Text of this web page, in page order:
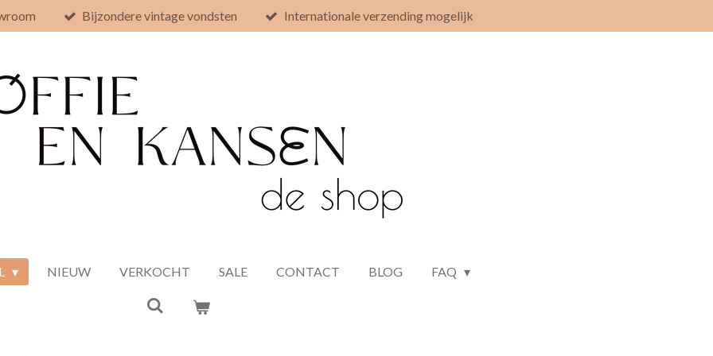
Bijzondere vintage vondsten Internationale verzending mogelijk
NIEUW VERKOCHT SALE CONTACT BLOG FAQ